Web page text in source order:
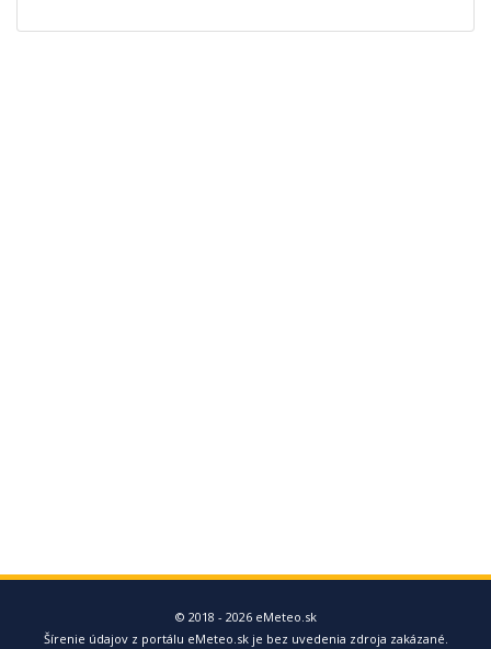
© 2018 - 2026 eMeteo.sk
Šírenie údajov z portálu eMeteo.sk je bez uvedenia zdroja zakázané.